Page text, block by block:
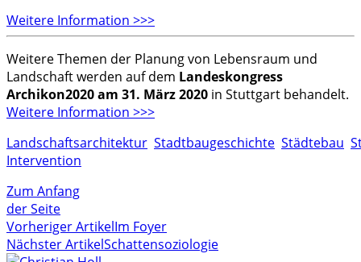
Weitere Information >>>
Weitere Themen der Planung von Lebensraum und
Landschaft werden auf dem Landeskongress
Archikon2020 am 31. März 2020 in Stuttgart behandelt.
Weitere Information >>>
Landschaftsarchitektur Stadtbaugeschichte Städtebau
Intervention
Zum Anfang
der Seite
Vorheriger ArtikelIm Foyer
Nächster ArtikelSchattensoziologie